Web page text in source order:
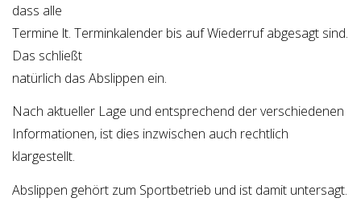
dass alle
Termine lt. Terminkalender bis auf Wiederruf abgesagt sind.
Das schließt
natürlich das Abslippen ein.
Nach aktueller Lage und entsprechend der verschiedenen
Informationen, ist dies inzwischen auch rechtlich
klargestellt.
Abslippen gehört zum Sportbetrieb und ist damit untersagt.